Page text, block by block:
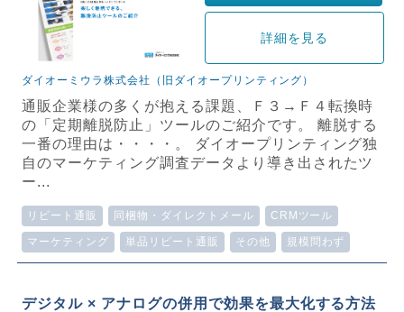
詳細を見る
ダイオーミウラ株式会社（旧ダイオープリンティング）
通販企業様の多くが抱える課題、Ｆ３→Ｆ４転換時
の「定期離脱防止」ツールのご紹介です。 離脱する
一番の理由は・・・・。 ダイオープリンティング独
自のマーケティング調査データより導き出されたツ
ー...
リピート通販 同梱物・ダイレクトメール CRMツール
マーケティング 単品リピート通販 その他 規模問わず
デジタル × アナログの併用で効果を最大化する方法